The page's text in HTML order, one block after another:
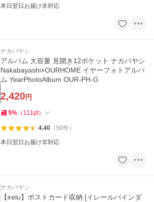
本日翌日お届け非対応
ナカバヤシ
アルバム 大容量 見開き12ポケット ナカバヤシ
Nakabayashi×OURHOME イヤーフォトアルバ
ム YearPhotoAlbum OUR-PH-G
2,420円
5% （ 111pt）
4.40（50件）
本日翌日お届け非対応
ナカバヤシ
【irelu】ポストカード収納 [イレールバインダ